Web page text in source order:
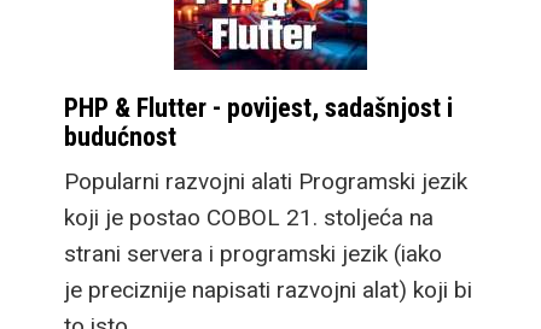
PHP & Flutter - povijest, sadašnjost i
budućnost
Popularni razvojni alati Programski jezik
koji je postao COBOL 21. stoljeća na
strani servera i programski jezik (iako
je preciznije napisati razvojni alat) koji bi